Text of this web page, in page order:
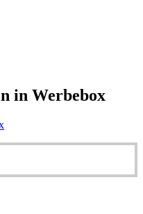
in Werbebox